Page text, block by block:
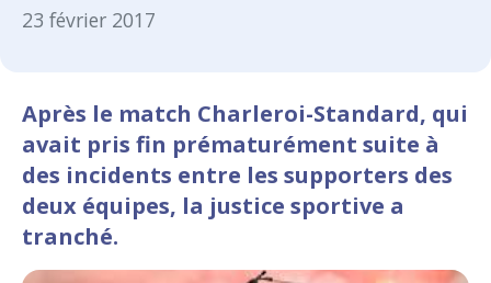
23 février 2017
Après le match Charleroi-Standard, qui
avait pris fin prématurément suite à
des incidents entre les supporters des
deux équipes, la justice sportive a
tranché.